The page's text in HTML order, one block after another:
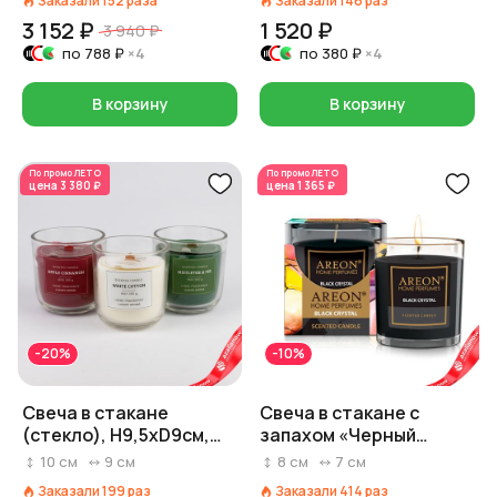
3 152 ₽ 3 940 ₽
по 788 ₽ ×4
В корзину
1 520 ₽
по 380 ₽ ×4
В корзину
По промоЛЕТО
цена 3 380 ₽
-20%
Свеча в стакане
(стекло), H9,5xD9см,
ароматы и цвет в асс.
10 см 9 см
Заказали199раз
По промоЛЕТО
цена 1 365 ₽
-10%
Свеча в стакане с
запахом «Черный
кристалл», H 7,5 см x D 7
8 см 7 см
Заказали 414раз